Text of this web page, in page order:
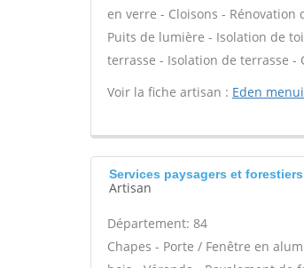
en verre - Cloisons - Rénovation
Puits de lumière - Isolation de
terrasse - Isolation de terrasse -
Voir la fiche artisan : Eden
Services paysagers et
Artisan
Département: 84
Chapes - Porte / Fenêtre en